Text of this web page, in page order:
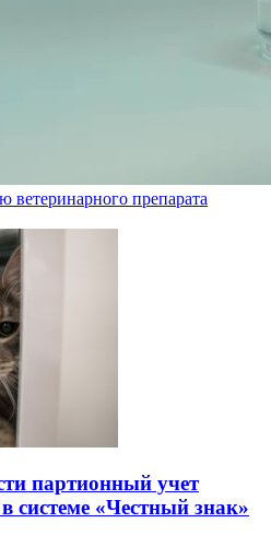
препарата
партионный учет
системе «Честный знак»